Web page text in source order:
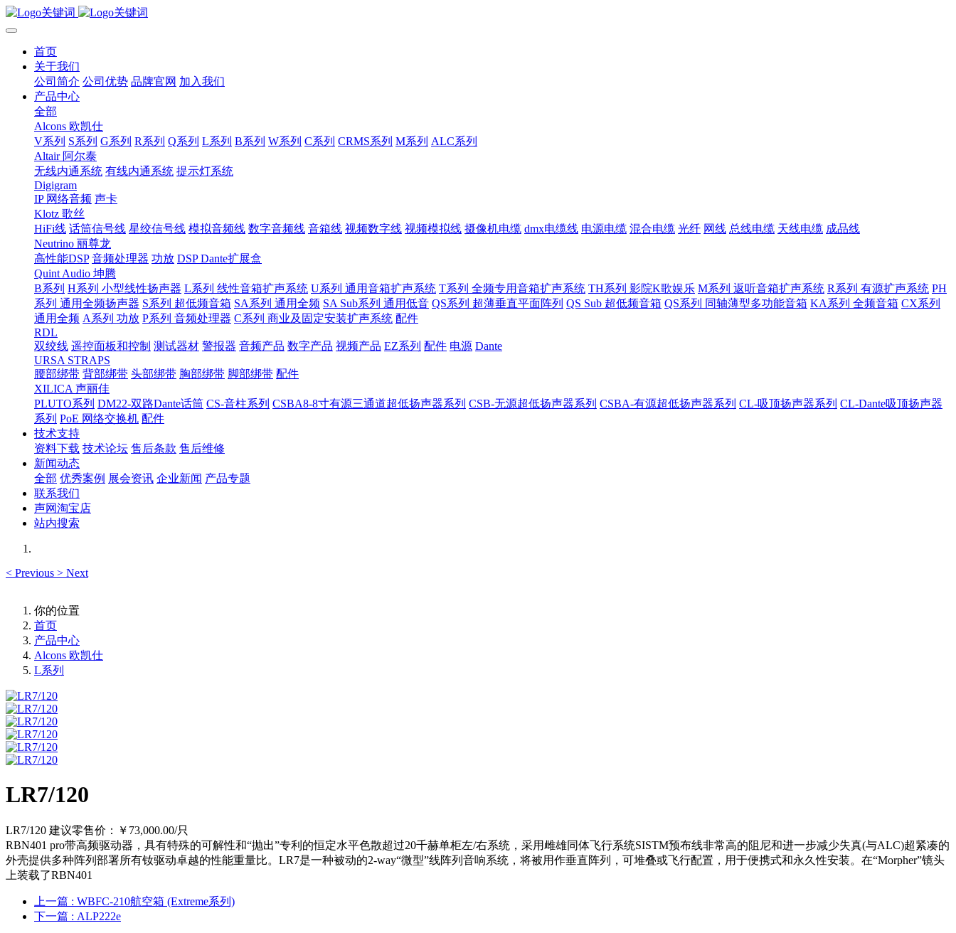
首页
关于我们
公司简介 公司优势 品牌官网 加入我们
产品中心
全部
Alcons 欧凯仕
V系列 S系列 G系列 R系列 Q系列 L系列 B系列 W系列 C系列 CRMS系列 M系列 ALC系列
Altair 阿尔泰
无线内通系统 有线内通系统 提示灯系统
Digigram
IP 网络音频 声卡
Klotz 歌丝
HiFi线 话筒信号线 星绞信号线 模拟音频线 数字音频线 音箱线 视频数字线 视频模拟线 摄像机电缆 dmx电缆线 电源电缆 混合电缆 光纤 网线 总线电缆 天线电缆 成品线
Neutrino 丽尊龙
高性能DSP 音频处理器 功放 DSP Dante扩展盒
Quint Audio 坤腾
B系列 H系列 小型线性扬声器 L系列 线性音箱扩声系统 U系列 通用音箱扩声系统 T系列 全频专用音箱扩声系统 TH系列 影院K歌娱乐 M系列 返听音箱扩声系统 R系列 有源扩声系统 PH
系列 通用全频扬声器 S系列 超低频音箱 SA系列 通用全频 SA Sub系列 通用低音 QS系列 超薄垂直平面阵列 QS Sub 超低频音箱 QS系列 同轴薄型多功能音箱 KA系列 全频音箱 CX系列
通用全频 A系列 功放 P系列 音频处理器 C系列 商业及固定安装扩声系统 配件
RDL
双绞线 遥控面板和控制 测试器材 警报器 音频产品 数字产品 视频产品 EZ系列 配件 电源 Dante
URSA STRAPS
腰部绑带 背部绑带 头部绑带 胸部绑带 脚部绑带 配件
XILICA 声丽佳
PLUTO系列 DM22-双路Dante话筒 CS-音柱系列 CSBA8-8寸有源三通道超低扬声器系列 CSB-无源超低扬声器系列 CSBA-有源超低扬声器系列 CL-吸顶扬声器系列 CL-Dante吸顶扬声器
系列 PoE 网络交换机 配件
技术支持
资料下载 技术论坛 售后条款 售后维修
新闻动态
全部 优秀案例 展会资讯 企业新闻 产品专题
联系我们
声网淘宝店
站内搜索
< Previous > Next
你的位置
首页
产品中心
Alcons 欧凯仕
L系列
LR7/120
LR7/120 建议零售价：￥73,000.00/只
RBN401 pro带高频驱动器，具有特殊的可解性和“抛出”专利的恒定水平色散超过20千赫单柜左/右系统，采用雌雄同体飞行系统SISTM预布线非常高的阻尼和进一步减少失真(与ALC)超紧凑的
外壳提供多种阵列部署所有钕驱动卓越的性能重量比。LR7是一种被动的2-way“微型”线阵列音响系统，将被用作垂直阵列，可堆叠或飞行配置，用于便携式和永久性安装。在“Morpher”镜头
上装载了RBN401
上一篇 : WBFC-210航空箱 (Extreme系列)
下一篇 : ALP222e